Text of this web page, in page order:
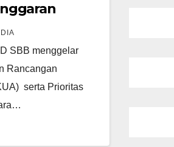
dan
SBB menggelar
Rancangan
serta Prioritas